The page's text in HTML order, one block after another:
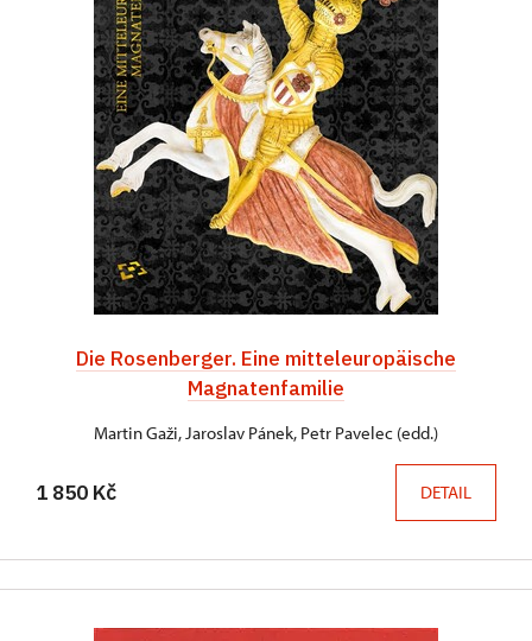
Die Rosenberger. Eine mitteleuropäische
Magnatenfamilie
Martin Gaži, Jaroslav Pánek, Petr Pavelec (edd.)
1 850 Kč DETAIL